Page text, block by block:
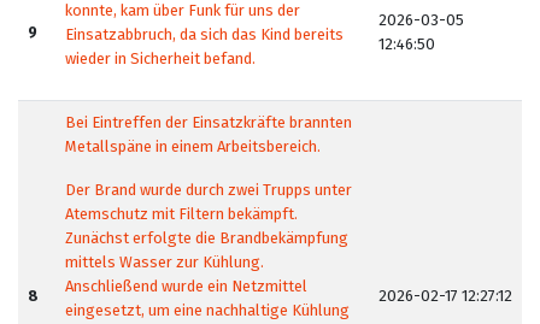
9
konnte, kam über Funk für uns der
Einsatzabbruch, da sich das Kind bereits
wieder in Sicherheit befand.
2026-03-05
12:46:50
8
Bei Eintreffen der Einsatzkräfte brannten
Metallspäne in einem Arbeitsbereich.
Der Brand wurde durch zwei Trupps unter
Atemschutz mit Filtern bekämpft.
Zunächst erfolgte die Brandbekämpfung
mittels Wasser zur Kühlung.
Anschließend wurde ein Netzmittel
eingesetzt, um eine nachhaltige Kühlung
2026-02-17 12:27:12